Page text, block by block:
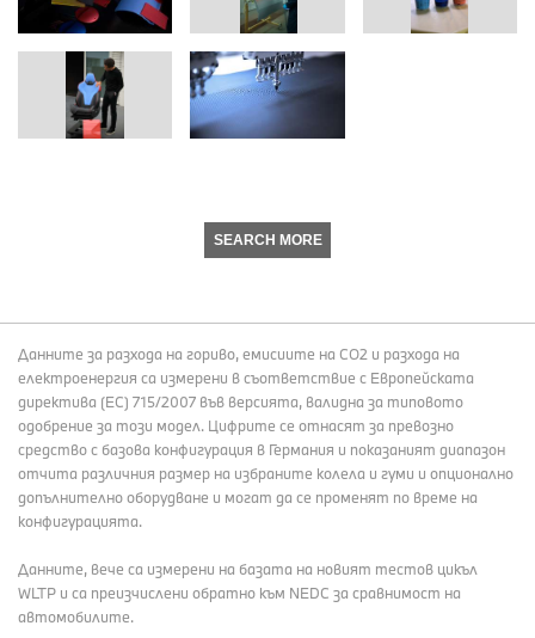
SEARCH MORE
Данните за разхода на гориво, емисиите на СО2 и разхода на
електроенергия са измерени в съответствие с Европейската
директива (EC) 715/2007 във версията, валидна за типовото
одобрение за този модел. Цифрите се отнасят за превозно
средство с базова конфигурация в Германия и показаният диапазон
отчита различния размер на избраните колела и гуми и опционално
допълнително оборудване и могат да се променят по време на
конфигурацията.
Данните, вече са измерени на базата на новият тестов цикъл
WLTP и са преизчислени обратно към NEDC за сравнимост на
автомобилите.